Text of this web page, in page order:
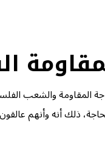
المقاومة والشعب
ذلك أنه وأنهم